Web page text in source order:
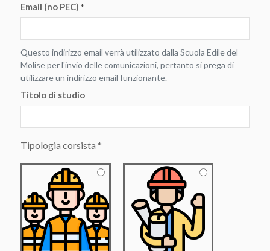
Email (no PEC) *
Questo indirizzo email verrà utilizzato dalla Scuola Edile del
Molise per l'invio delle comunicazioni, pertanto si prega di
utilizzare un indirizzo email funzionante.
Titolo di studio
Tipologia corsista *